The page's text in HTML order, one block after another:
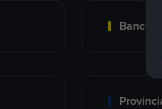
Banco